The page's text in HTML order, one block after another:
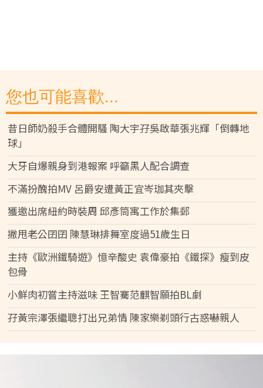
您也可能喜歡...
昔日師奶殺手合體開騷 陶大宇孖吳啟華張兆輝「倒轉地
球」
大牙自爆親身到港報案 呼籲黑人配合調查
不滿扮醜拍MV 呂爵安遭黃正宜岑珈其夾擊
獲邀出席紐約時裝周 邱彥筒寓工作於集郵
撇甩老公囝囝 陳慧琳排舞室度過51歲生日
主持《歐洲鐵騎遊》憶辛酸史 袁偉豪拍《鐵探》瘦到皮
包骨
小鮮肉初嘗主持滋味 王智騫范麒智願拍BL劇
孖黃宗澤張繼聰打出兄弟情 陳家樂剃頭行古惑嚇親人